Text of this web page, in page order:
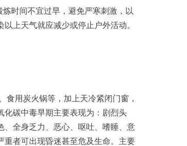
时间不宜过早，避免严寒刺激，以
上天气就应减少或停止户外活动。
用炭火锅等，加上天冷紧闭门窗，
化碳中毒早期主要表现为：剧烈头
、全身乏力、恶心、呕吐、嗜睡、意
重者可出现昏迷甚至危及生命。主要